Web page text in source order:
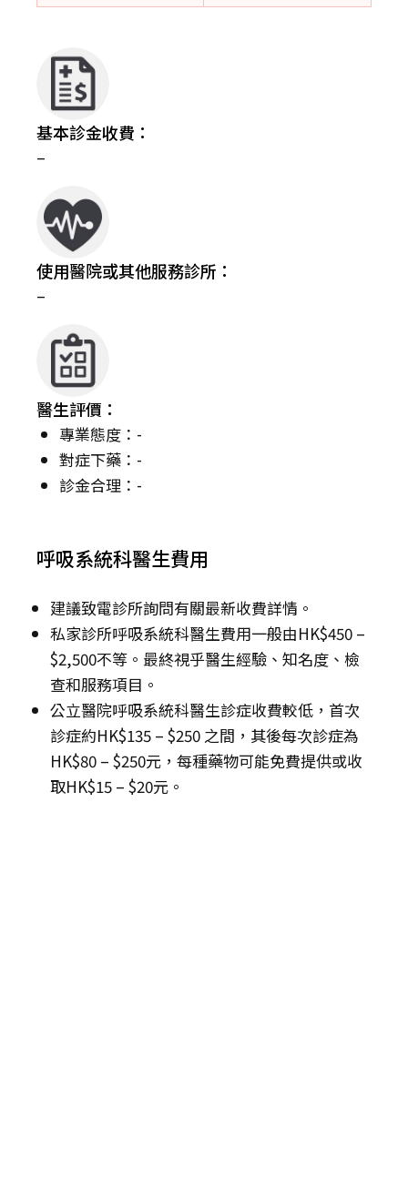
基本診金收費：
–
使用醫院或其他服務診所：
–
醫生評價：
專業態度：-
對症下藥：-
診金合理：-
呼吸系統科醫生費用
建議致電診所詢問有關最新收費詳情。
私家診所呼吸系統科醫生費用一般由HK$450 –
$2,500不等。最終視乎醫生經驗、知名度、檢
查和服務項目。
公立醫院呼吸系統科醫生診症收費較低，首次
診症約HK$135 – $250 之間，其後每次診症為
HK$80 – $250元，每種藥物可能免費提供或收
取HK$15 – $20元。